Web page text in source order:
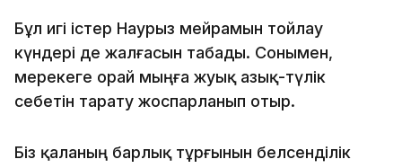
Бұл игі істер Наурыз мейрамын тойлау
күндері де жалғасын табады. Сонымен,
мерекеге орай мыңға жуық азық-түлік
себетін тарату жоспарланып отыр.
Біз қаланың барлық тұрғынын белсенділік